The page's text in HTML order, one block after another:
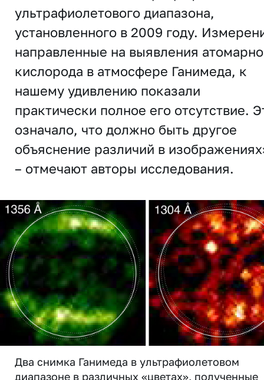
ультрафиолетового диапазона,
установленного в 2009 году.
направленные на выявления
кислорода в атмосфере Ганимеда, к
нашему удивлению показали
практически полное его отсутствие.
означало, что должно быть другое
объяснение различий в
– отмечают авторы исследования.
Два снимка Ганимеда в ультрафиолетовом
диапазоне в различных «цветах», полученные